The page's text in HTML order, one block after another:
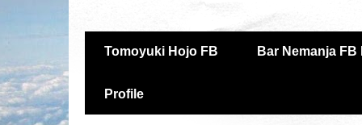
Tomoyuki Hojo FB Bar Nemanja FB
Profile